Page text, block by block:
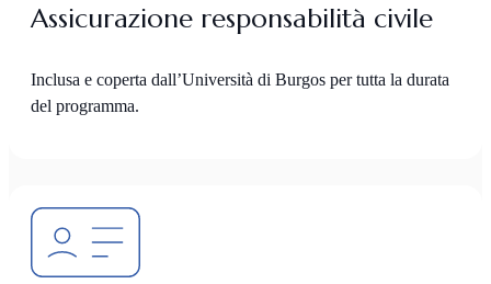
Assicurazione responsabilità civile
Inclusa e coperta dall’Università di Burgos per tutta la durata
del programma.